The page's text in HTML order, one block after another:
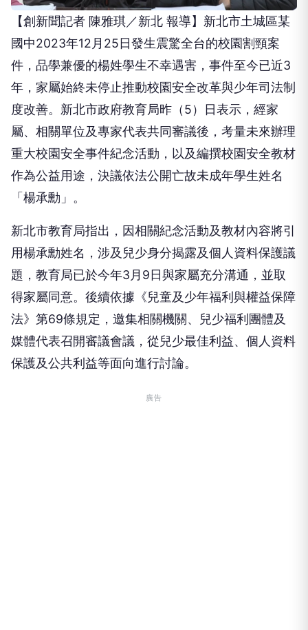
【創新聞記者 陳雅琪／新北 報導】新北市土城區某
國中2023年12月25日發生震驚全台的校園割頸案
件，品學兼優的楊姓學生不幸遇害，事件至今已近3
年，家屬始終未停止推動校園安全改革與少年司法制
度改善。新北市政府教育局昨（5）日表示，經家
屬、相關單位及專家代表共同審議後，考量未來辦理
重大校園安全事件紀念活動，以及編撰校園安全教材
作為公益用途，決議依法公開亡故未成年學生姓名
「楊承勳」。
新北市教育局指出，因相關紀念活動及教材內容將引
用楊承勳姓名，涉及兒少身分揭露及個人資料保護議
題，教育局已於今年3月9日與家屬充分溝通，並取
得家屬同意。後續依據《兒童及少年福利與權益保障
法》第69條規定，邀集相關機關、兒少福利團體及
媒體代表召開審議會議，從兒少最佳利益、個人資料
保護及公共利益等面向進行討論。
廣告